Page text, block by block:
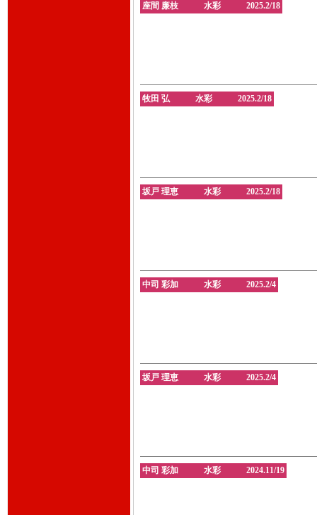
座間 廉枝 水彩 2025.2/18
牧田 弘 水彩 2025.2/18
坂戸 理恵 水彩 2025.2/18
中司 彩加 水彩 2025.2/4
坂戸 理恵 水彩 2025.2/4
中司 彩加 水彩 2024.11/19